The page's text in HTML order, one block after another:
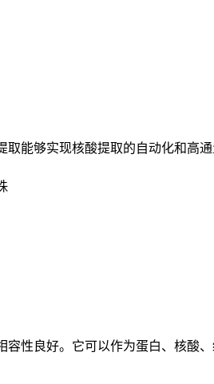
够实现核酸提取的自动化和高
良好。它可以作为蛋白、核酸